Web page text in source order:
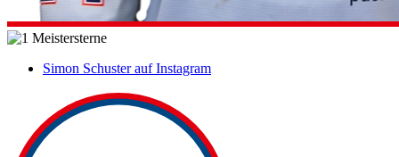
Simon Schuster auf Instagram